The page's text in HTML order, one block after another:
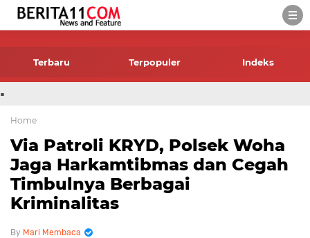
Terbaru Terpopuler Indeks
.
Home
Via Patroli KRYD, Polsek Woha
Jaga Harkamtibmas dan Cegah
Timbulnya Berbagai
Kriminalitas
Mari Membaca